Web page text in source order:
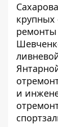
крупных
ремонты
и